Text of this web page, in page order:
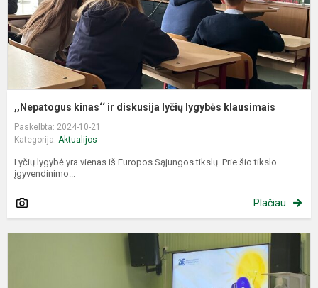
,,Nepatogus kinas‘‘ ir diskusija lyčių lygybės klausimais
Paskelbta: 2024-10-21
Kategorija: Aktualijos
Lyčių lygybė yra vienas iš Europos Sąjungos tikslų. Prie šio tikslo
įgyvendinimo...
Plačiau